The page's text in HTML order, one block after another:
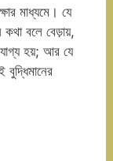
মাধ্যমে। যে
বলে বেড়ায়,
যোগ্য হয়; আর যে